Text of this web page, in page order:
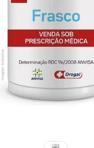
º esmalte
absorvente